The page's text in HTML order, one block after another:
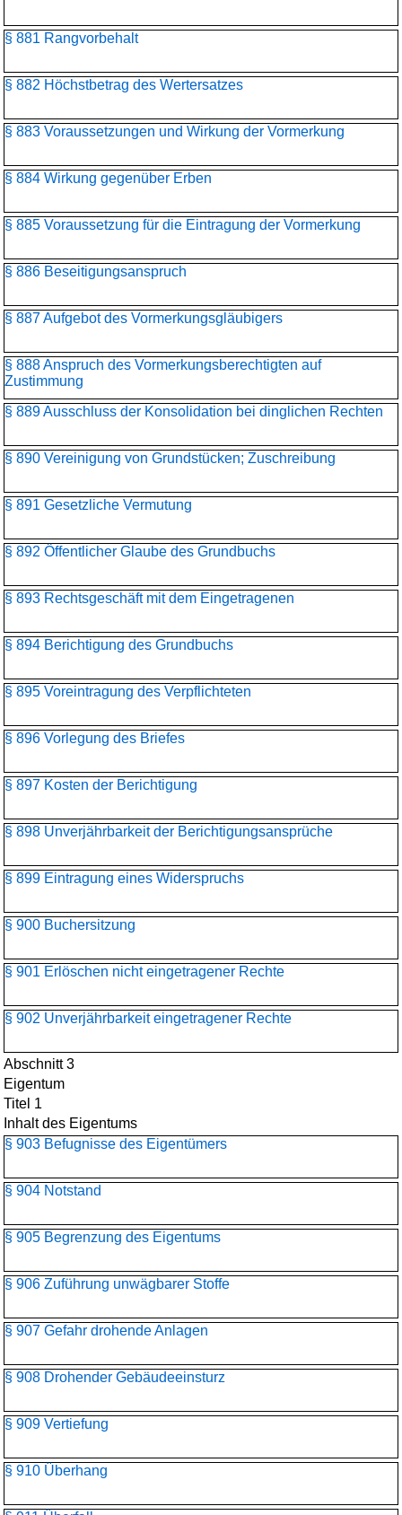
§ 881 Rangvorbehalt
§ 882 Höchstbetrag des Wertersatzes
§ 883 Voraussetzungen und Wirkung der Vormerkung
§ 884 Wirkung gegenüber Erben
§ 885 Voraussetzung für die Eintragung der Vormerkung
§ 886 Beseitigungsanspruch
§ 887 Aufgebot des Vormerkungsgläubigers
§ 888 Anspruch des Vormerkungsberechtigten auf
Zustimmung
§ 889 Ausschluss der Konsolidation bei dinglichen Rechten
§ 890 Vereinigung von Grundstücken; Zuschreibung
§ 891 Gesetzliche Vermutung
§ 892 Öffentlicher Glaube des Grundbuchs
§ 893 Rechtsgeschäft mit dem Eingetragenen
§ 894 Berichtigung des Grundbuchs
§ 895 Voreintragung des Verpflichteten
§ 896 Vorlegung des Briefes
§ 897 Kosten der Berichtigung
§ 898 Unverjährbarkeit der Berichtigungsansprüche
§ 899 Eintragung eines Widerspruchs
§ 900 Buchersitzung
§ 901 Erlöschen nicht eingetragener Rechte
§ 902 Unverjährbarkeit eingetragener Rechte
Abschnitt 3
Eigentum
Titel 1
Inhalt des Eigentums
§ 903 Befugnisse des Eigentümers
§ 904 Notstand
§ 905 Begrenzung des Eigentums
§ 906 Zuführung unwägbarer Stoffe
§ 907 Gefahr drohende Anlagen
§ 908 Drohender Gebäudeeinsturz
§ 909 Vertiefung
§ 910 Überhang